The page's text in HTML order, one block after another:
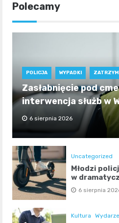
Polecamy
POLICJA WYPADKI
Zasłabnięcie pod
interwencja służb w
6 sierpnia 2026
Uncategorized
Młodzi
w
6 sierpnia
Kultura